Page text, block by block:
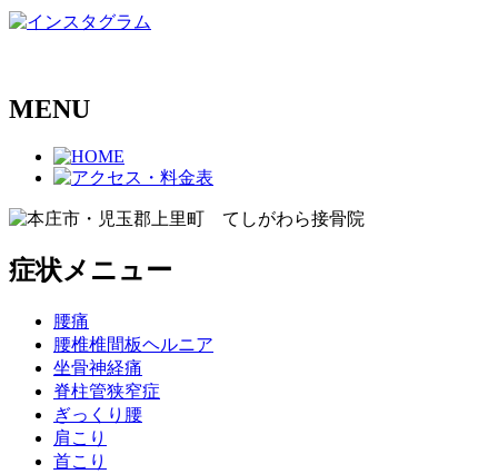
MENU
症状メニュー
腰痛
腰椎椎間板ヘルニア
坐骨神経痛
脊柱管狭窄症
ぎっくり腰
肩こり
首こり